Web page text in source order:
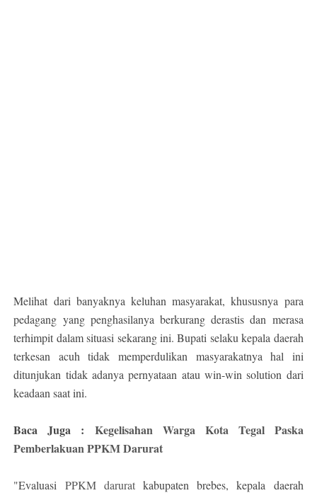
Melihat dari banyaknya keluhan masyarakat, khususnya para
pedagang yang penghasilanya berkurang derastis dan merasa
terhimpit dalam situasi sekarang ini. Bupati selaku kepala daerah
terkesan acuh tidak memperdulikan masyarakatnya hal ini
ditunjukan tidak adanya pernyataan atau win-win solution dari
keadaan saat ini.
Baca Juga :
Kegelisahan Warga Kota Tegal Paska
Pemberlakuan PPKM Darurat
"Evaluasi PPKM daruratkabupaten brebes, kepala daerah